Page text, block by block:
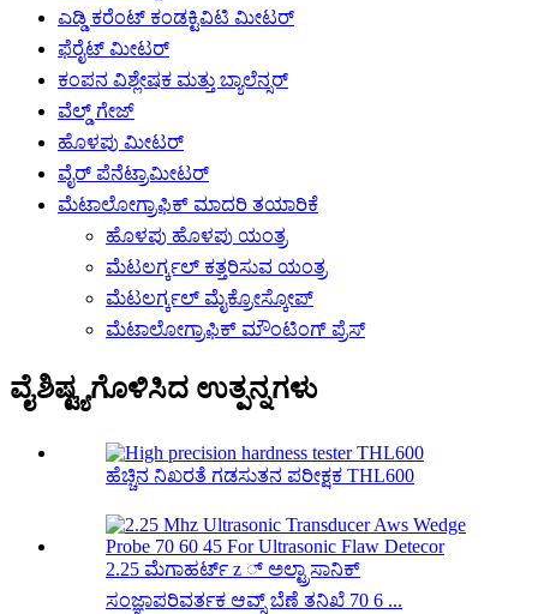
ಎಡ್ಡಿ ಕರೆಂಟ್ ಕಂಡಕ್ಟಿವಿಟಿ ಮೀಟರ್
ಫೆರೈಟ್ ಮೀಟರ್
ಕಂಪನ ವಿಶ್ಲೇಷಕ ಮತ್ತು ಬ್ಯಾಲೆನ್ಸರ್
ವೆಲ್ಡ್ ಗೇಜ್
ಹೊಳಪು ಮೀಟರ್
ವೈರ್ ಪೆನೆಟ್ರಾಮೀಟರ್
ಮೆಟಾಲೋಗ್ರಾಫಿಕ್ ಮಾದರಿ ತಯಾರಿಕೆ
ಹೊಳಪು ಹೊಳಪು ಯಂತ್ರ
ಮೆಟಲರ್ಗ್ಕಲ್ ಕತ್ತರಿಸುವ ಯಂತ್ರ
ಮೆಟಲರ್ಗ್ಕಲ್ ಮೈಕ್ರೋಸ್ಕೋಪ್
ಮೆಟಾಲೋಗ್ರಾಫಿಕ್ ಮೌಂಟಿಂಗ್ ಪ್ರೆಸ್
ವೈಶಿಷ್ಟ್ಯಗೊಳಿಸಿದ ಉತ್ಪನ್ನಗಳು
ಹೆಚ್ಚಿನ ನಿಖರತೆ ಗಡಸುತನ ಪರೀಕ್ಷಕ THL600
2.25 ಮೆಗಾಹರ್ಟ್ z ್ ಅಲ್ಟ್ರಾಸಾನಿಕ್
ಸಂಜ್ಞಾಪರಿವರ್ತಕ ಆವ್ಸ್ ಬೆಣೆ ತನಿಖೆ 70 6 ...